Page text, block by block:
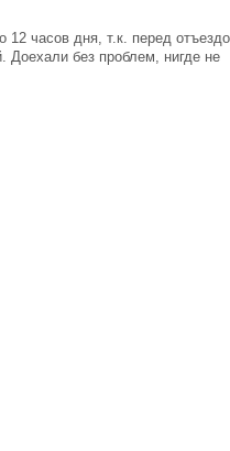
12 часов дня, т.к. перед
Доехали без проблем, нигде не